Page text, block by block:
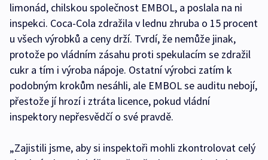
limonád, chilskou společnost EMBOL, a poslala na ni
inspekci. Coca-Cola zdražila v lednu zhruba o 15 procent
u všech výrobků a ceny drží. Tvrdí, že nemůže jinak,
protože po vládním zásahu proti spekulacím se zdražil
cukr a tím i výroba nápoje. Ostatní výrobci zatím k
podobným krokům nesáhli, ale EMBOL se auditu nebojí,
přestože jí hrozí i ztráta licence, pokud vládní
inspektory nepřesvědčí o své pravdě.
„Zajistili jsme, aby si inspektoři mohli zkontrolovat celý